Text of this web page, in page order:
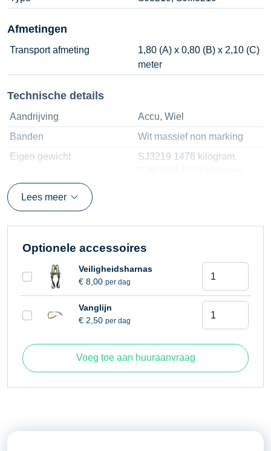
Afmetingen
Transport afmeting
1,80 (A) x 0,80 (B) x 2,10 (C)
meter
Technische details
Aandrijving
Accu, Wiel
Banden
Wit massief non marking
Eigen gewicht
SJ3219 1476 kilogram,
Gebruiksomstandigheden
Hefvermogen
meter
Platform afmetingen
1,60 (H) x 0,70 (G) meter
Platform uitschuifbaar
Lees meer
Optionele accessoires
Veiligheidsharnas
€8,00 per dag
meter
aantal
Vanglijn
€2,50 per dag
7,80
Voeg toe aan huuraanvraag